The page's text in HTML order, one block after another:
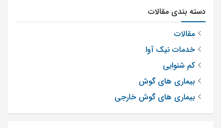
دسته بندی مقالات
مقالات
خدمات نیک آوا
کم شنوایی
بیماری های گوش
بیماری های گوش خارجی